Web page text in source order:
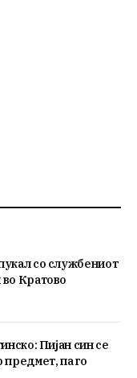
со службениот
Кратово
Пијан син се
предмет, па го